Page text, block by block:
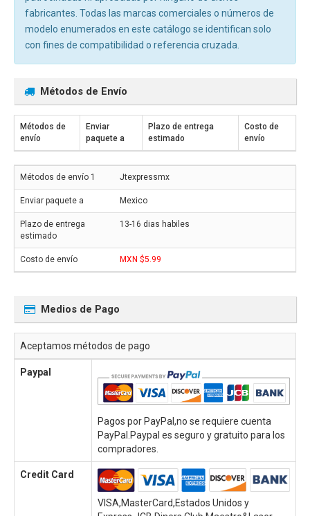
fabricantes. Todas las marcas comerciales o números de
modelo enumerados en este catálogo se identifican solo
con fines de compatibilidad o referencia cruzada.
Métodos de Envío
Métodos de
envío
Enviar
paquete a
Plazo de entrega
estimado
Costo de
envío
Jtexpressmx
Mexico
13-16 dias habiles
MXN $5.99
Medios de Pago
Aceptamos métodos de pago
Paypal
Pagos por PayPal,no se requiere cuenta
PayPal.Paypal es seguro y gratuito para los
compradores.
Credit Card
VISA,MasterCard,Estados Unidos y